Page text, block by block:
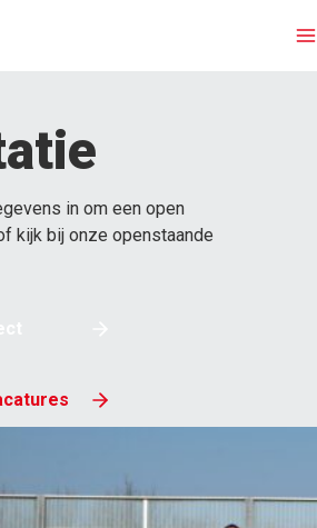
in om een open
kijk bij onze openstaande